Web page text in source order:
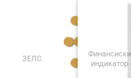
ЗЕЛС
Финансиски
индикатор